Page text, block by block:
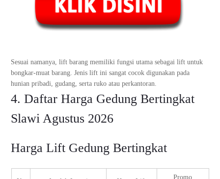
Sesuai namanya, lift barang memiliki fungsi utama sebagai lift untuk
bongkar-muat barang. Jenis lift ini sangat cocok digunakan pada
hunian pribadi, gudang, serta ruko atau perkantoran.
4. Daftar Harga Gedung Bertingkat
Slawi Agustus 2026
Harga Lift Gedung Bertingkat
Promo